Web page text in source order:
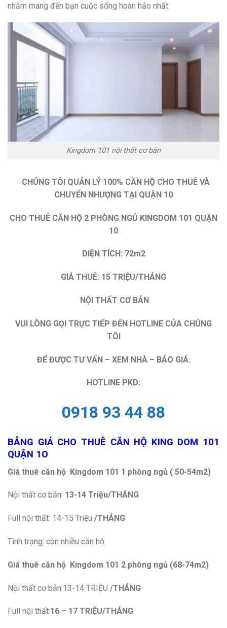
nhằm mang đến bạn cuộc sống hoàn hảo nhất
Kingdom 101 nội thất cơ bản
CHÚNG TÔI QUẢN LÝ 100% CĂN HỘ CHO THUÊ VÀ
CHUYỂN NHƯỢNG TẠI QUẬN 10
CHO THUÊ CĂN HỘ 2 PHÒNG NGỦ KINGDOM 101 QUẬN
10
DIỆN TÍCH: 72m2
GIÁ THUÊ: 15 TRIỆU/THÁNG
NỘI THẤT CƠ BẢN
VUI LÒNG GỌI TRỰC TIẾP ĐẾN HOTLINE CỦA CHÚNG
TÔI
ĐỂ ĐƯỢC TƯ VẤN – XEM NHÀ – BÁO GIÁ.
HOTLINE PKD:
0918 93 44 88
BẢNG GIÁ CHO THUÊ CĂN HỘ KING DOM 101
QUẬN 1O
Giá thuê căn hộ Kingdom 101 1 phòng ngủ ( 50-54m2)
Nội thất cơ bản: 13-14 Triệu/THÁNG
Full nội thất: 14-15 Triệu /THÁNG
Tình trạng: còn nhiều căn hộ
Giá thuê căn hộ Kingdom 101 2 phòng ngủ (68-74m2)
Nội thất cơ bản:13-14 TRIỆU /THÁNG
Full nội thất:16 – 17 TRIỆU/THÁNG